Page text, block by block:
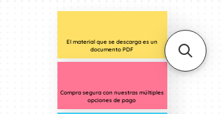
El material que se descarga es un
documento PDF
Compra segura con nuestras múltiples
opciones de pago